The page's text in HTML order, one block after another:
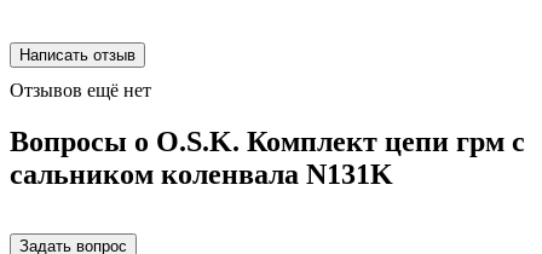
Отзывов ещё нет
Вопросы о O.S.K. Комплект цепи грм с
сальником коленвала N131K